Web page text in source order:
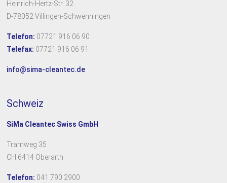
Heinrich-Hertz-Str. 32
D-78052 Villingen-Schwenningen
Telefon: 07721 916 06 90
Telefax: 07721 916 06 91
info@sima-cleantec.de
Schweiz
SiMa Cleantec Swiss GmbH
Tramweg 35
CH 6414 Oberarth
Telefon: 041 790 2900